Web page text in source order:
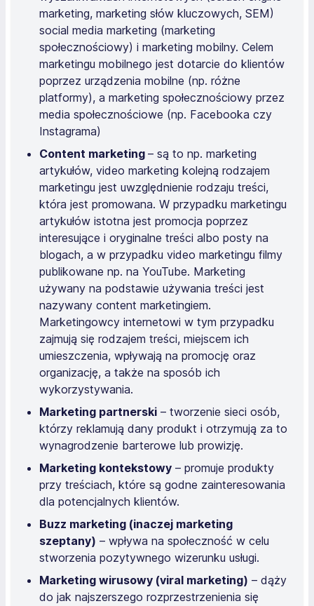
marketing, marketing słów kluczowych, SEM)
social media marketing (marketing
społecznościowy) i marketing mobilny. Celem
marketingu mobilnego jest dotarcie do klientów
poprzez urządzenia mobilne (np. różne
platformy), a marketing społecznościowy przez
media społecznościowe (np. Facebooka czy
Instagrama)
Content marketing – są to np. marketing
artykułów, video marketing kolejną rodzajem
marketingu jest uwzględnienie rodzaju treści,
która jest promowana. W przypadku marketingu
artykułów istotna jest promocja poprzez
interesujące i oryginalne treści albo posty na
blogach, a w przypadku video marketingu filmy
publikowane np. na YouTube. Marketing
używany na podstawie używania treści jest
nazywany content marketingiem.
Marketingowcy internetowi w tym przypadku
zajmują się rodzajem treści, miejscem ich
umieszczenia, wpływają na promocję oraz
organizację, a także na sposób ich
wykorzystywania.
Marketing partnerski – tworzenie sieci osób,
którzy reklamują dany produkt i otrzymują za to
wynagrodzenie barterowe lub prowizję.
Marketing kontekstowy – promuje produkty
przy treściach, które są godne zainteresowania
dla potencjalnych klientów.
Buzz marketing (inaczej marketing
szeptany) – wpływa na społeczność w celu
stworzenia pozytywnego wizerunku usługi.
Marketing wirusowy (viral marketing) – dąży
do jak najszerszego rozprzestrzenienia się